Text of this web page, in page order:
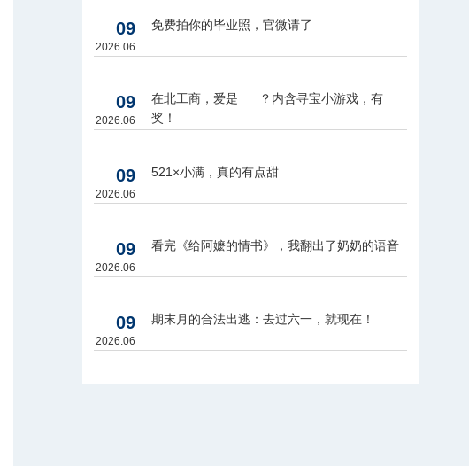
09
2026.06
免费拍你的毕业照，官微请了
09
2026.06
在北工商，爱是___？内含寻宝小游戏，有
奖！
09
2026.06
521×小满，真的有点甜
09
2026.06
看完《给阿嬷的情书》，我翻出了奶奶的语音
09
2026.06
期末月的合法出逃：去过六一，就现在！